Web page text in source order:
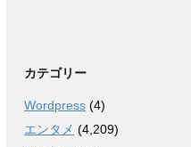
カテゴリー
Wordpress (4)
エンタメ (4,209)